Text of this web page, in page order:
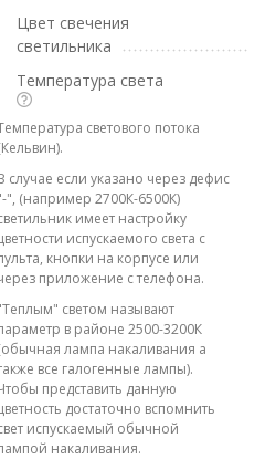
Цвет свечения
светильника
Температура света
светового потока
случае если указано через дефис
", (например 2700К-6500К)
имеет настройку
испускаемого света с
кнопки на корпусе или
приложение с телефона.
светом называют
в районе 2500-3200К
лампа накаливания а
все галогенные лампы).
представить данную
достаточно вспомнить
испускаемый обычной
накаливания.